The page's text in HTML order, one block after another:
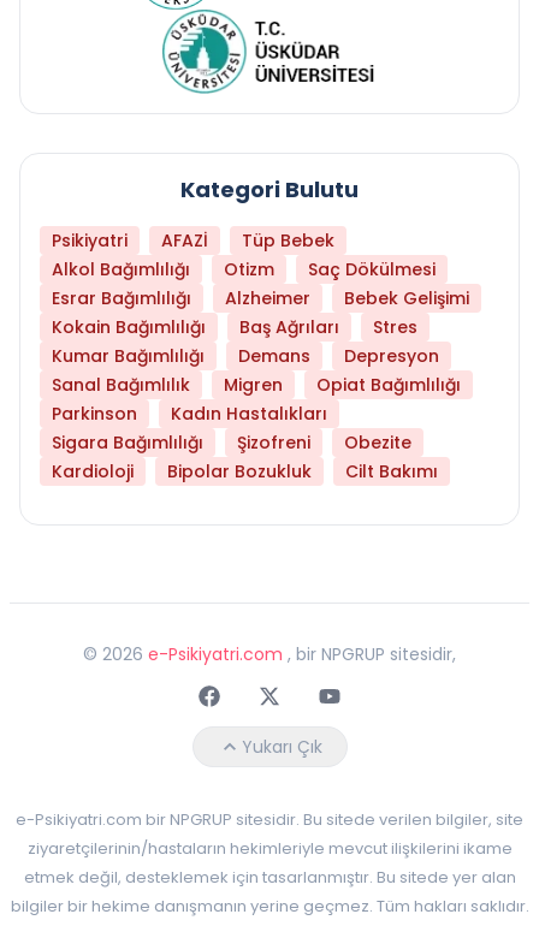
Kategori Bulutu
Psikiyatri AFAZİ
Tüp Bebek
Alkol Bağımlılığı
Otizm
Saç Dökülmesi
Esrar Bağımlılığı
Alzheimer
Bebek Gelişimi
Kokain Bağımlılığı
Baş Ağrıları
Stres
Kumar Bağımlılığı
Demans
Depresyon
Sanal Bağımlılık
Migren
Opiat Bağımlılığı
Parkinson
Kadın Hastalıkları
Sigara Bağımlılığı
Şizofreni
Obezite
Kardioloji
Bipolar Bozukluk Cilt Bakımı
© 2026 e-Psikiyatri.com , bir NPGRUP sitesidir,
FaceebokTwitterYoutube
Yukarı Çık
e-Psikiyatri.com bir NPGRUP sitesidir. Bu sitede verilen bilgiler, site
ziyaretçilerinin/hastaların hekimleriyle mevcut ilişkilerini ikame
etmek değil, desteklemek için tasarlanmıştır. Bu sitede yer alan
bilgiler bir hekime danışmanın yerine geçmez. Tüm hakları saklıdır.